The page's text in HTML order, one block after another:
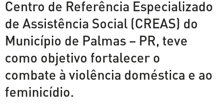
Centro de Referência Especializado
de Assistência Social (CREAS) do
Município de Palmas – PR, teve
como objetivo fortalecer o
combate à violência doméstica e ao
feminicídio.